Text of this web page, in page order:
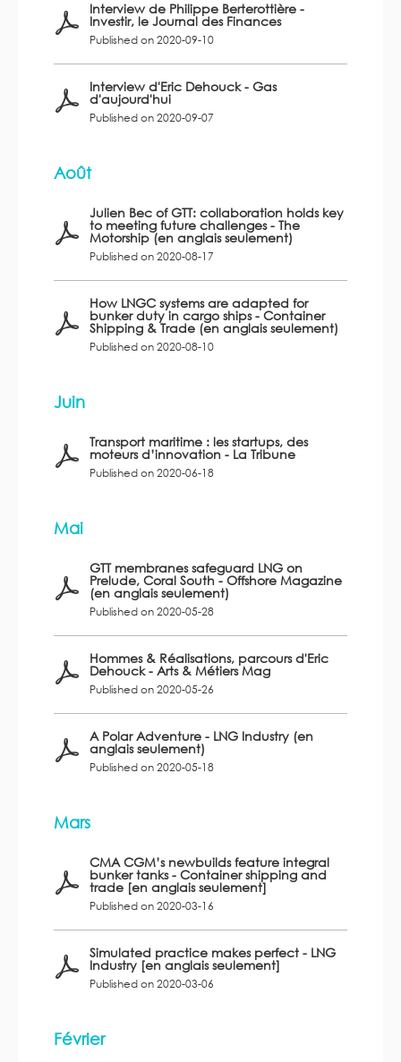
Interview de Philippe Berterottière -
Investir, le Journal des Finances
Published on 2020-09-10
Interview d'Eric Dehouck - Gas
d'aujourd'hui
Published on 2020-09-07
Août
Julien Bec of GTT: collaboration holds key
to meeting future challenges - The
Motorship (en anglais seulement)
Published on 2020-08-17
How LNGC systems are adapted for
bunker duty in cargo ships - Container
Shipping & Trade (en anglais seulement)
Published on 2020-08-10
Juin
Transport maritime : les startups, des
moteurs d’innovation - La Tribune
Published on 2020-06-18
Mai
GTT membranes safeguard LNG on
Prelude, Coral South - Offshore Magazine
(en anglais seulement)
Published on 2020-05-28
Hommes & Réalisations, parcours d'Eric
Dehouck - Arts & Métiers Mag
Published on 2020-05-26
A Polar Adventure - LNG Industry (en
anglais seulement)
Published on 2020-05-18
Mars
CMA CGM’s newbuilds feature integral
bunker tanks - Container shipping and
trade [en anglais seulement]
Published on 2020-03-16
Simulated practice makes perfect - LNG
Industry [en anglais seulement]
Published on 2020-03-06
Février